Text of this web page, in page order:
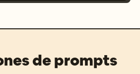
de prompts